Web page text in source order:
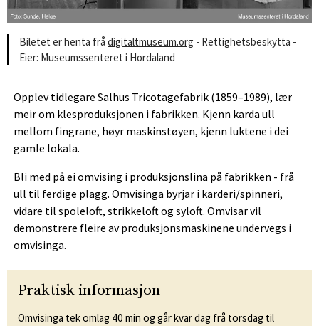
Biletet er henta frå digitaltmuseum.org - Rettighetsbeskytta -
Eier: Museumssenteret i Hordaland
Opplev tidlegare Salhus Tricotagefabrik (1859–1989), lær
meir om klesproduksjonen i fabrikken. Kjenn karda ull
mellom fingrane, høyr maskinstøyen, kjenn luktene i dei
gamle lokala.
Bli med på ei omvising i produksjonslina på fabrikken - frå
ull til ferdige plagg. Omvisinga byrjar i karderi/spinneri,
vidare til spoleloft, strikkeloft og syloft. Omvisar vil
demonstrere fleire av produksjonsmaskinene undervegs i
omvisinga.
Praktisk informasjon
Omvisinga tek omlag 40 min og går kvar dag frå torsdag til